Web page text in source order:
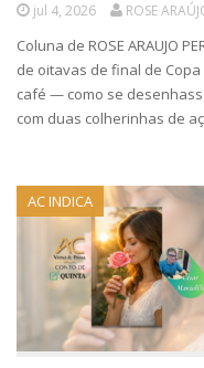
jul 4, 2026 ROSE
Coluna de ROSE ARAUJO
de oitavas de final de
café — como se
com duas colherinhas de
AC INDICA